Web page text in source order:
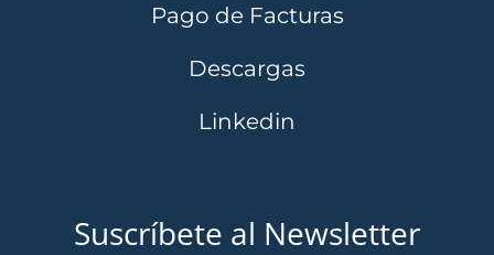
Pago de Facturas
Descargas
Linkedin
Suscríbete al Newsletter